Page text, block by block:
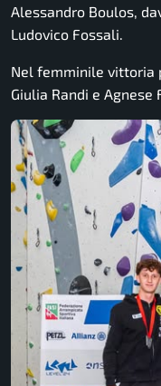
Alessandro Boulos,
Ludovico Fossali.
Nel femminile vittoria
Giulia Randi e Agnese